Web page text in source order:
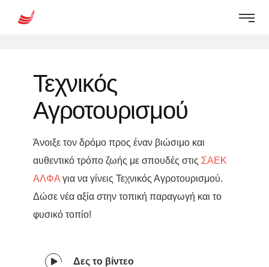
Τεχνικός
Αγροτουρισμού
Άνοιξε τον δρόμο προς έναν βιώσιμο και
αυθεντικό τρόπο ζωής με σπουδές στις ΣΑΕΚ
ΑΛΦΑ για να γίνεις Τεχνικός Αγροτουρισμού.
Δώσε νέα αξία στην τοπική παραγωγή και το
φυσικό τοπίο!
Δες το βίντεο